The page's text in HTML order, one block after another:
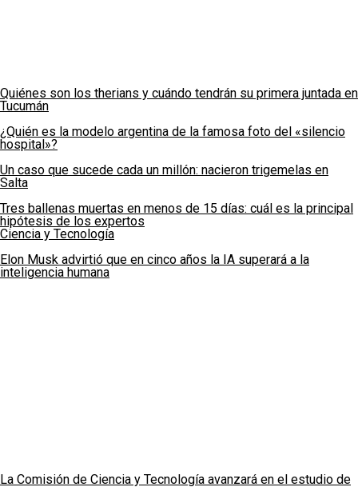
Quiénes son los therians y cuándo tendrán su primera juntada en
Tucumán
¿Quién es la modelo argentina de la famosa foto del «silencio
hospital»?
Un caso que sucede cada un millón: nacieron trigemelas en
Salta
Tres ballenas muertas en menos de 15 días: cuál es la principal
hipótesis de los expertos
Ciencia y Tecnología
Elon Musk advirtió que en cinco años la IA superará a la
inteligencia humana
La Comisión de Ciencia y Tecnología avanzará en el estudio de